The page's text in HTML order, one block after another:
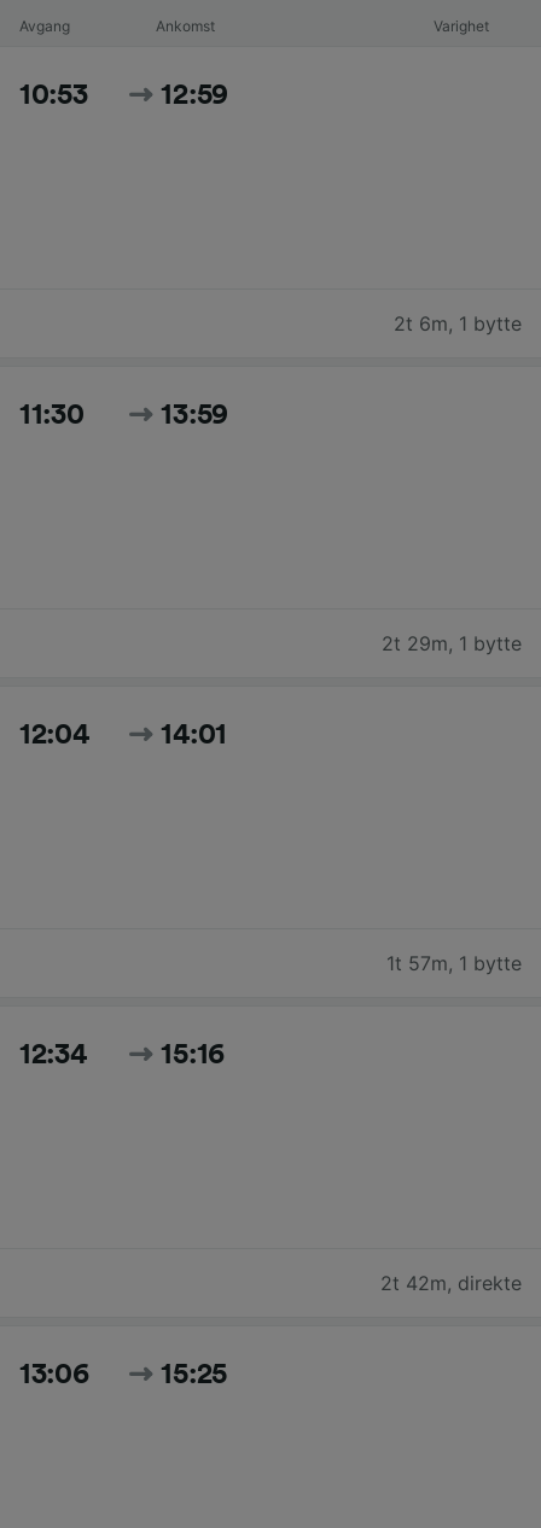
Avgang Ankomst Varighet
10:53 12:59
2t 6m, 1 bytte
11:30 13:59
2t 29m, 1 bytte
12:04 14:01
1t 57m, 1 bytte
12:34 15:16
2t 42m, direkte
13:06 15:25